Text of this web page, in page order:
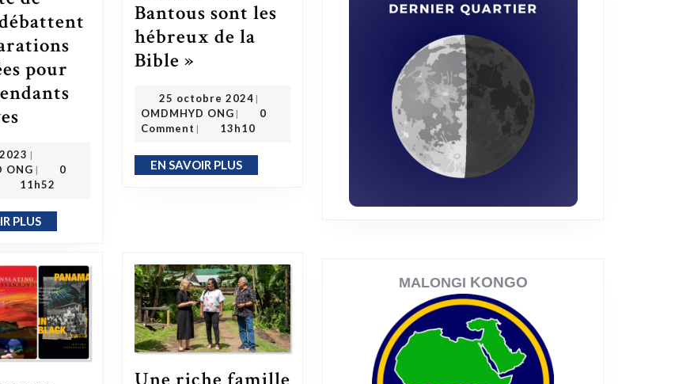
pour
1 mars 2023
|
ONG |
0
11h52
PLUSEN SAVOIR PLUS
Bantous sont les
hébreux de la
Bible »
25 octobre 2024 25 octobre 2024
|
OMDMHYD ONG
OMDMHYD ONG
|
0
Comment | 13h10
EN SAVOIR PLUSEN SAVOIR PLUS
MALONGI KONGO